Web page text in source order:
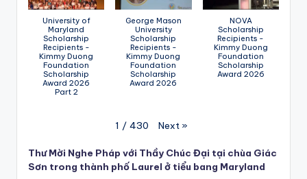
University of
Maryland
Scholarship
Recipients -
Kimmy Duong
Foundation
Scholarship
Award 2026
Part 2
George Mason
University
Scholarship
Recipients -
Kimmy Duong
Foundation
Scholarship
Award 2026
NOVA
Scholarship
Recipients -
Kimmy Duong
Foundation
Scholarship
Award 2026
1 / 430 Next »
Thư Mời Nghe Pháp với Thầy Chúc Đại tại chùa Giác
Sơn trong thành phố Laurel ở tiểu bang Maryland